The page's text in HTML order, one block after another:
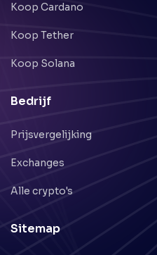
Koop Cardano
Koop Tether
Koop Solana
Bedrijf
Prijsvergelijking
Exchanges
Alle crypto's
Sitemap